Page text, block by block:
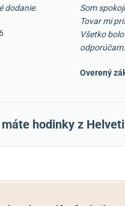
dodanie.
Som
Tovar mi
Všetko
odporúčam.
Overený
máte hodinky z